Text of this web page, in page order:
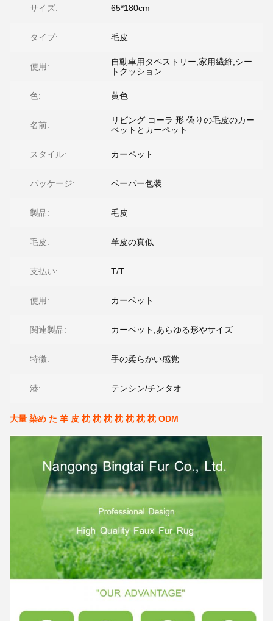
サイズ: 65*180cm
タイプ: 毛皮
使用:
自動車用タペストリー,家用繊維,シー
トクッション
色: 黄色
名前:
リビング コーラ 形 偽りの毛皮のカー
ペットとカーペット
スタイル: カーペット
パッケージ: ペーパー包装
製品: 毛皮
毛皮: 羊皮の真似
支払い: T/T
使用: カーペット
関連製品: カーペット,あらゆる形やサイズ
特徴: 手の柔らかい感覚
港: テンシン/チンタオ
大量 染め た 羊 皮 枕 枕 枕 枕 枕 枕 枕 ODM